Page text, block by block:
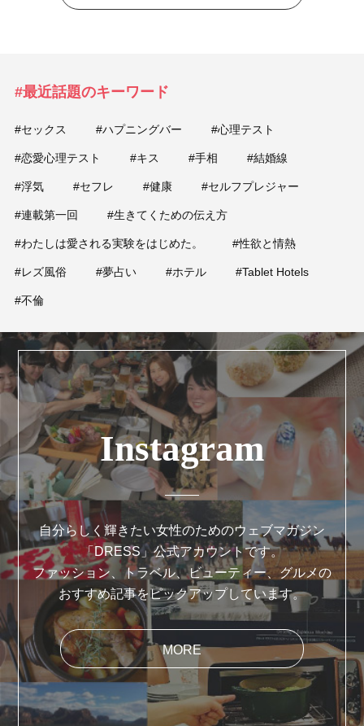
#最近話題のキーワード
#セックス #ハプニングバー #心理テスト
#恋愛心理テスト #キス #手相 #結婚線
#浮気 #セフレ #健康 #セルフプレジャー
#連載第一回 #生きてくための伝え方
#わたしは愛される実験をはじめた。 #性欲と情熱
#レズ風俗 #夢占い #ホテル #Tablet Hotels
#不倫
Instagram
自分らしく輝きたい女性のためのウェブマガジン
「DRESS」公式アカウントです。
ファッション、トラベル、ビューティー、グルメの
おすすめ記事をピックアップしています。
MORE